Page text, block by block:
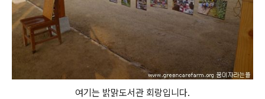
여기는 밝맑도서관 회랑입니다.